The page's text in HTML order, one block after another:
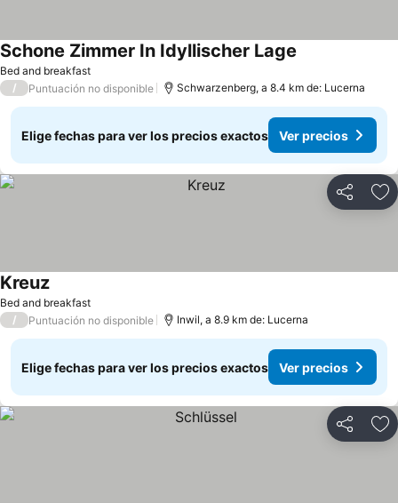
Bed and breakfast
Schone Zimmer In Idyllischer Lage
/ Puntuación no disponible Schwarzenberg, a 8.4 km de: Lucerna
Elige fechas para ver los precios exactos Ver precios
Compartir
Bed and breakfast
Kreuz
/ Puntuación no disponible Inwil, a 8.9 km de: Lucerna
Elige fechas para ver los precios exactos Ver precios
Compartir